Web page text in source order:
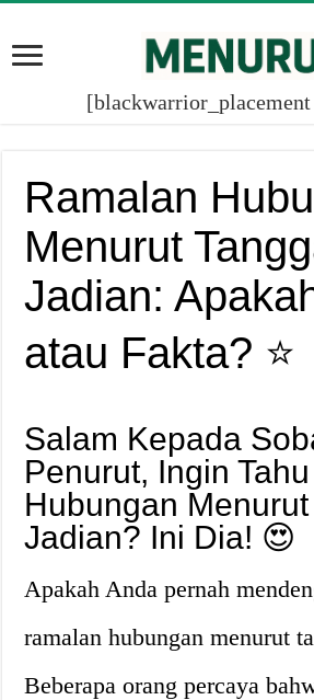
Ramalan
Menurut
Jadian:
atau Fakta? ⭐️
Salam Kepada
Penurut, Ingin
Hubungan Menurut
Jadian? Ini Dia! 😍
Apakah Anda pernah
ramalan hubungan menurut
Beberapa orang percaya